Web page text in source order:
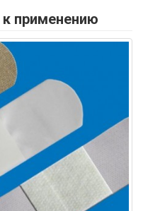
применению